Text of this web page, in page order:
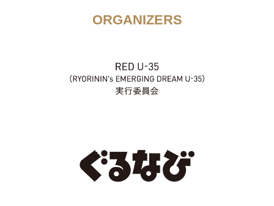
ORGANIZERS